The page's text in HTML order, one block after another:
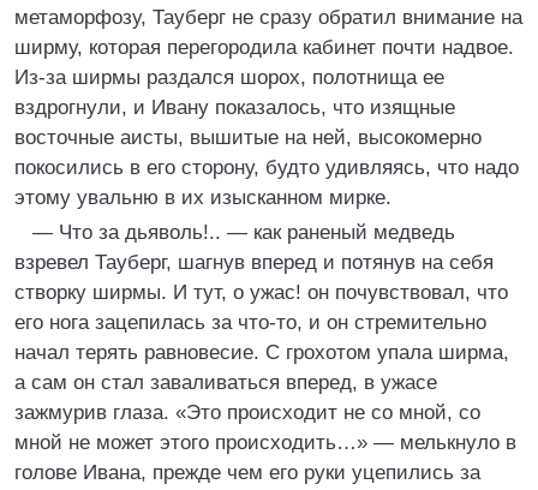
метаморфозу, Тауберг не сразу обратил внимание на
ширму, которая перегородила кабинет почти надвое.
Из-за ширмы раздался шорох, полотнища ее
вздрогнули, и Ивану показалось, что изящные
восточные аисты, вышитые на ней, высокомерно
покосились в его сторону, будто удивляясь, что надо
этому увальню в их изысканном мирке.
— Что за дьяволь!.. — как раненый медведь
взревел Тауберг, шагнув вперед и потянув на себя
створку ширмы. И тут, о ужас! он почувствовал, что
его нога зацепилась за что-то, и он стремительно
начал терять равновесие. С грохотом упала ширма,
а сам он стал заваливаться вперед, в ужасе
зажмурив глаза. «Это происходит не со мной, со
мной не может этого происходить…» — мелькнуло в
голове Ивана, прежде чем его руки уцепились за